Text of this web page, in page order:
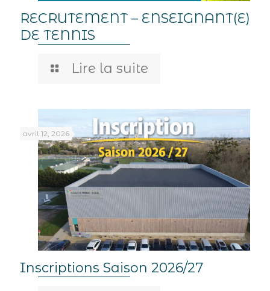
RECRUTEMENT – ENSEIGNANT(E)
DE TENNIS
Lire la suite
avril 12, 2026
Inscriptions Saison 2026/27